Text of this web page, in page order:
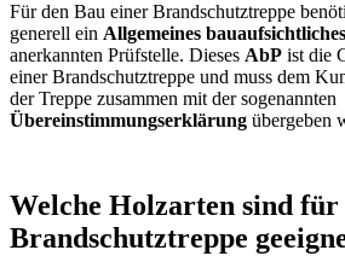
Für den Bau einer Brandschutztreppe
generell ein Allgemeines
anerkannten Prüfstelle. Dieses AbP ist die
einer Brandschutztreppe und muss dem
der Treppe zusammen mit der sogenannten
Übereinstimmungserklärung übergeben
Welche Holzarten sind für
Brandschutztreppe